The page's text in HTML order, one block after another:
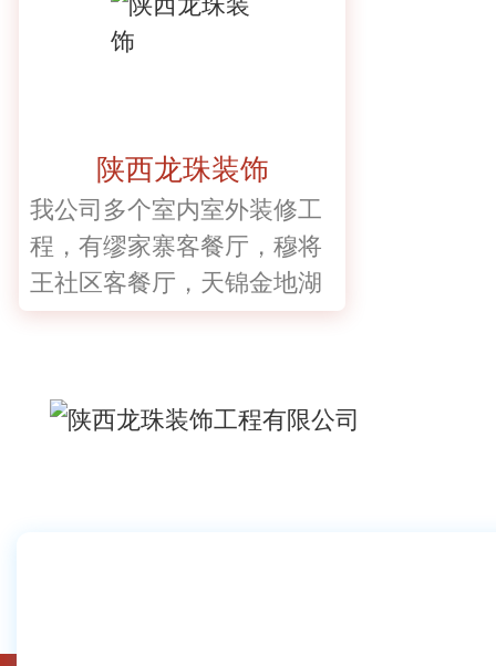
陕西龙珠装饰
我公司多个室内室外装修工
程，有缪家寨客餐厅，穆将
王社区客餐厅，天锦金地湖
城大境客餐厅等。